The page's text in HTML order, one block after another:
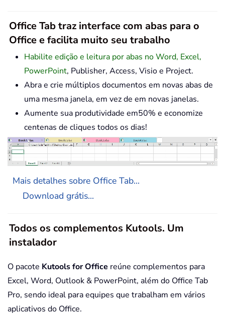
Office Tab traz interface com abas para o
Office e facilita muito seu trabalho
Habilite edição e leitura por abas no Word, Excel,
PowerPoint, Publisher, Access, Visio e Project.
Abra e crie múltiplos documentos em novas abas de
uma mesma janela, em vez de em novas janelas.
Aumente sua produtividade em50% e economize
centenas de cliques todos os dias!
Mais detalhes sobre Office Tab...
Download grátis...
Todos os complementos Kutools. Um
instalador
O pacote Kutools for Office reúne complementos para
Excel, Word, Outlook & PowerPoint, além do Office Tab
Pro, sendo ideal para equipes que trabalham em vários
aplicativos do Office.